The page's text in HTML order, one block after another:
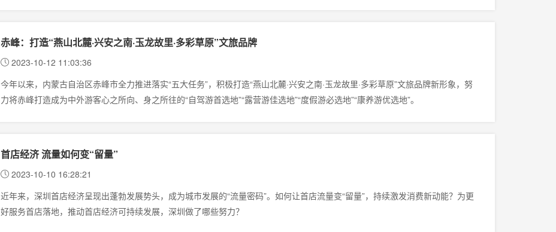
赤峰：打造“燕山北麓·兴安之南·玉龙故里·多彩草原”文旅品牌
2023-10-12 11:03:36
今年以来，内蒙古自治区赤峰市全力推进落实“五大任务”，积极打造“燕山北麓·兴安之南·玉龙故里·多彩草原”文旅品牌新形象，努
力将赤峰打造成为中外游客心之所向、身之所往的“自驾游首选地”“露营游佳选地”“度假游必选地”“康养游优选地”。
首店经济 流量如何变“留量”
2023-10-10 16:28:21
近年来，深圳首店经济呈现出蓬勃发展势头，成为城市发展的“流量密码”。如何让首店流量变“留量”，持续激发消费新动能？为更
好服务首店落地，推动首店经济可持续发展，深圳做了哪些努力？